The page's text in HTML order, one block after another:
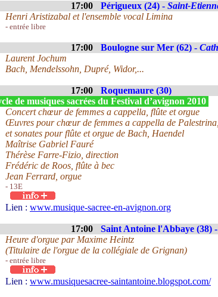
17:00 Périgueux (24) - Saint-
Henri Aristizabal et l'ensemble vocal Limina
- entrée libre
17:00 Boulogne sur Mer (62) -
Laurent Jochum
Bach, Mendelssohn, Dupré, Widor,...
17:00 Roquemaure (30)
de musiques sacrées du Festival d’avignon 2010
Concert chœur de femmes a cappella, flûte et orgue
Œuvres pour chœur de femmes a cappella de
et sonates pour flûte et orgue de Bach, Haendel
Maîtrise Gabriel Fauré
Thérèse Farre-Fizio, direction
Frédéric de Roos, flûte à bec
Jean Ferrard, orgue
- 13E
Lien : www.musique-sacree-en-avignon.org
17:00 Saint Antoine l'Abbaye (38) -
Heure d'orgue par Maxime Heintz
(Titulaire de l'orgue de la collégiale de Grignan)
- entrée libre
Lien : www.musiquesacree-saintantoine.blogspot.com/